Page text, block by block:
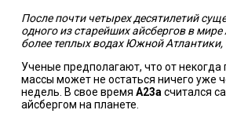
После почти четырех десятилетий
одного из старейших айсбергов в
более теплых водах Южной
Ученые предполагают, что от некогда
массы может не остаться ничего уже
недель. В свое время A23a считался
айсбергом на планете.